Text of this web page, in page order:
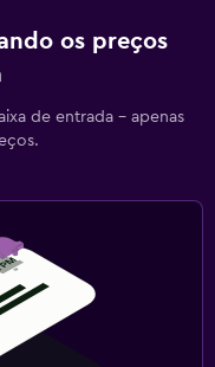
os preços
de entrada - apenas